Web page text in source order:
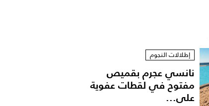
إطلالات النجوم
نانسي عجرم بقميص
مفتوح في لقطات عفوية
على...